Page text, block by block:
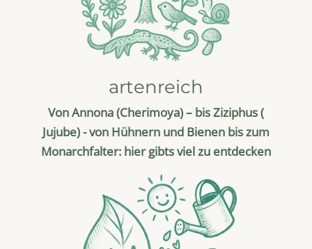
artenreich
Von Annona (Cherimoya) – bis Ziziphus (
Jujube) - von Hühnern und Bienen bis zum
Monarchfalter: hier gibts viel zu entdecken